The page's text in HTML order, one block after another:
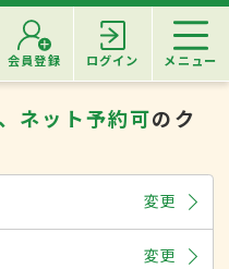
会員登録 ログイン メニュー
ネット予約可のク
変更
変更